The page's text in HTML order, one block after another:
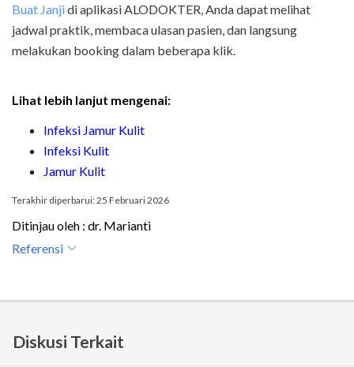
Buat Janjidi aplikasi ALODOKTER, Anda dapat melihat
jadwal praktik, membaca ulasan pasien, dan langsung
melakukan booking dalam beberapa klik.
Lihat lebih lanjut mengenai:
Infeksi Jamur Kulit
Infeksi Kulit
Jamur Kulit
Terakhir diperbarui: 25 Februari 2026